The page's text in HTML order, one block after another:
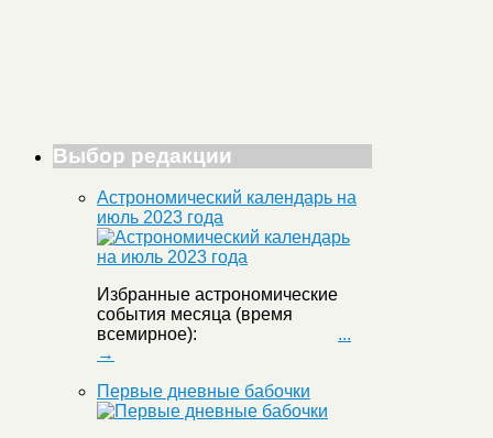
Выбор редакции
Астрономический календарь на
июль 2023 года
Избранные астрономические
события месяца (время
всемирное): ...
→
Первые дневные бабочки